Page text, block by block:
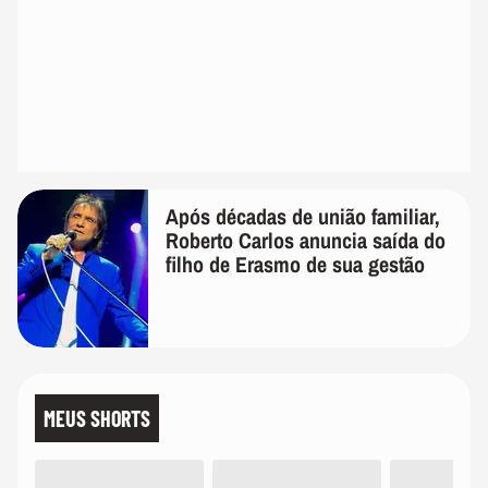
Após décadas de união familiar,
Roberto Carlos anuncia saída do
filho de Erasmo de sua gestão
MEUS SHORTS